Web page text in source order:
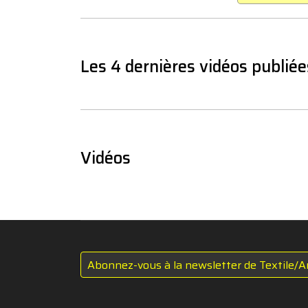
Les 4 dernières vidéos
Vidéos
Abonnez-vous à la newsletter de Textile/